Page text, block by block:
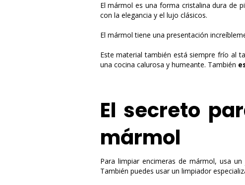
El mármol es una forma cristalina dura de
con la elegancia y el lujo clásicos.
El mármol tiene una presentación
Este material también está siempre frío al
una cocina calurosa y humeante. También
El secreto
mármol
Para limpiar encimeras de mármol, usa
También puedes usar un limpiador